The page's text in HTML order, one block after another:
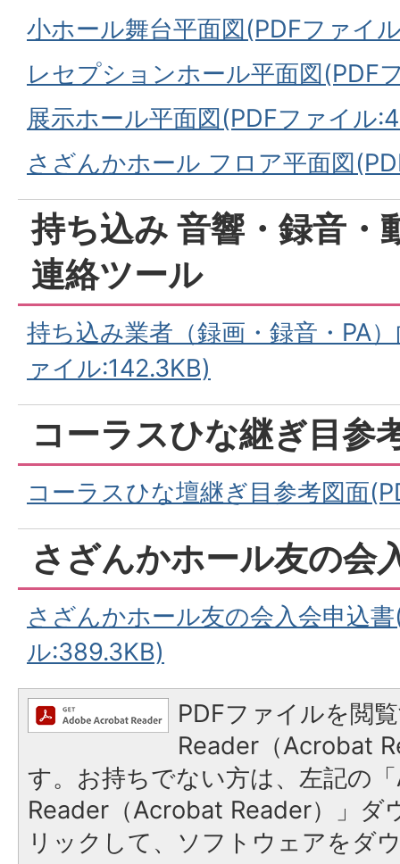
か
ホ
ー
ル
小ホール舞台平面図(PDFファイ
レセプションホール平面図(PDF
展示ホール平面図(PDFファイル
さざんかホール フロア平面図
持ち込み 音響・録音・
連絡ツール
持ち込み業者（録画・録音・PA
ァイル:142.3KB)
コーラスひな継ぎ目参
コーラスひな壇継ぎ目参考図面
さざんかホール友の会
さざんかホール友の会入会申込
ル:389.3KB)
PDFファイルを閲
Reader（Acrobat
す。お持ちでない方は、左記の
Reader（Acrobat Reader）」ダ
リックして、ソフトウェアをダ